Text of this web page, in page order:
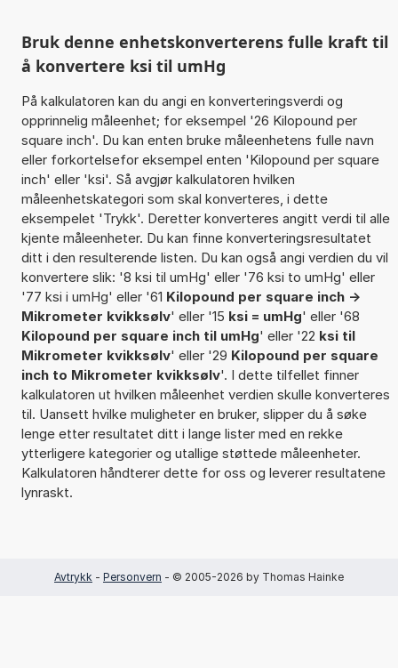
Bruk denne enhetskonverterens fulle kraft til
å konvertere ksi til umHg
På kalkulatoren kan du angi en konverteringsverdi og
opprinnelig måleenhet; for eksempel '26 Kilopound per
square inch'. Du kan enten bruke måleenhetens fulle navn
eller forkortelsefor eksempel enten 'Kilopound per square
inch' eller 'ksi'. Så avgjør kalkulatoren hvilken
måleenhetskategori som skal konverteres, i dette
eksempelet 'Trykk'. Deretter konverteres angitt verdi til alle
kjente måleenheter. Du kan finne konverteringsresultatet
ditt i den resulterende listen. Du kan også angi verdien du vil
konvertere slik: '8 ksi til umHg' eller '76 ksi to umHg' eller
'77 ksi i umHg' eller '61 Kilopound per square inch ->
Mikrometer kvikksølv' eller '15 ksi = umHg' eller '68
Kilopound per square inch til umHg' eller '22 ksi til
Mikrometer kvikksølv' eller '29 Kilopound per square
inch to Mikrometer kvikksølv'. I dette tilfellet finner
kalkulatoren ut hvilken måleenhet verdien skulle konverteres
til. Uansett hvilke muligheter en bruker, slipper du å søke
lenge etter resultatet ditt i lange lister med en rekke
ytterligere kategorier og utallige støttede måleenheter.
Kalkulatoren håndterer dette for oss og leverer resultatene
lynraskt.
Avtrykk - Personvern - © 2005-2026 by Thomas Hainke